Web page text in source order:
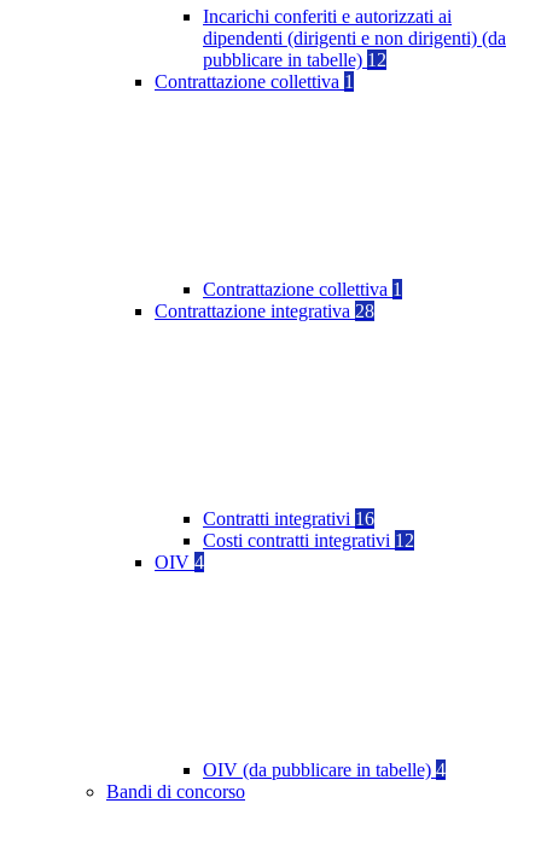
Incarichi conferiti e autorizzati ai
dipendenti (dirigenti e non dirigenti) (da
pubblicare in tabelle) 12
Contrattazione collettiva 1
Contrattazione collettiva 1
Contrattazione integrativa 28
Contratti integrativi 16
Costi contratti integrativi 12
OIV 4
OIV (da pubblicare in tabelle) 4
Bandi di concorso